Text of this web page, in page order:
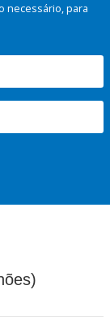
necessário, para